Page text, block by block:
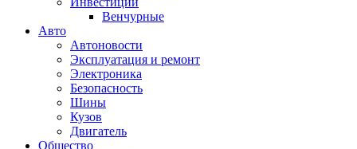
Венчурные
Авто
Автоновости
Эксплуатация и ремонт
Электроника
Безопасность
Шины
Кузов
Двигатель
Общество